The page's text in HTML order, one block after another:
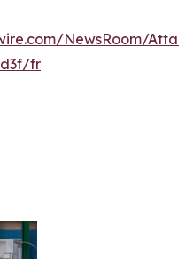
NewsRoom/
fr